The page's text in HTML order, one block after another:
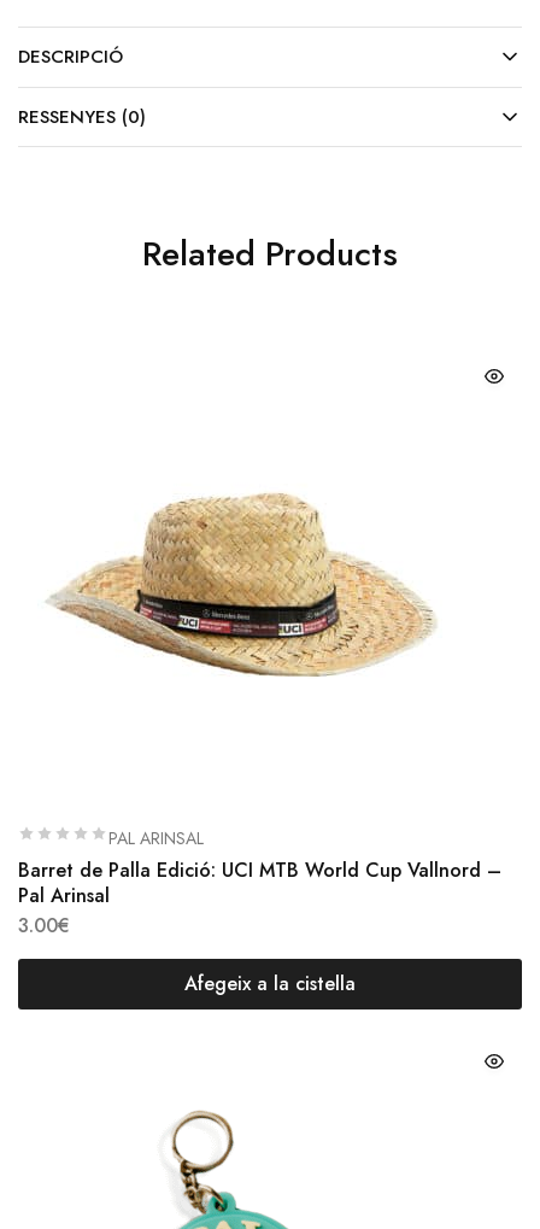
DESCRIPCIÓ
RESSENYES (0)
Related Products
PAL ARINSAL
Barret de Palla Edició: UCI MTB World Cup Vallnord –
Pal Arinsal
3.00€
Afegeix a la cistella